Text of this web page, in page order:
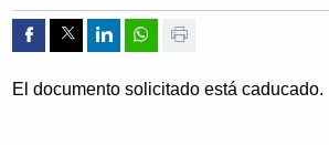
Compartir por Facebook
Compartir por Twitter
Compartir por Linkedin
Compartir por whatsapp
Imprimir
El documento solicitado está caducado.